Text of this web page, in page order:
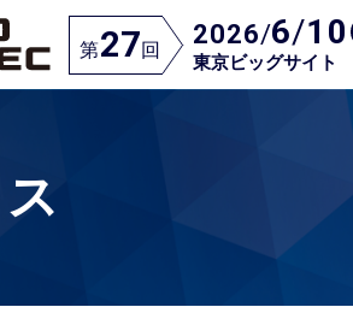
第27回 2026/6/10
東京ビッグサイト